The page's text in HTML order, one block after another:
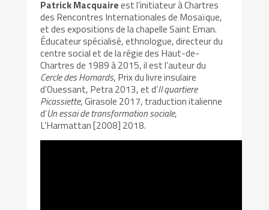
Patrick Macquaireest l’initiateur à Chartres
des Rencontres Internationales de Mosaïque,
et des expositions de la chapelle Saint Eman.
Éducateur spécialisé, ethnologue, directeur du
centre social et de la régie des Haut-de-
Chartres de 1989 à 2015, il est l’auteur du
Cercle des Homards, Prix du livre insulaire
d’Ouessant, Petra 2013, et d’Il quartiere
Picassiette, Girasole 2017, traduction italienne
d’Un essai de transformation sociale,
L’Harmattan [2008] 2018.